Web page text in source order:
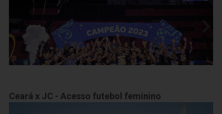
Ceará x JC - Acesso futebol feminino